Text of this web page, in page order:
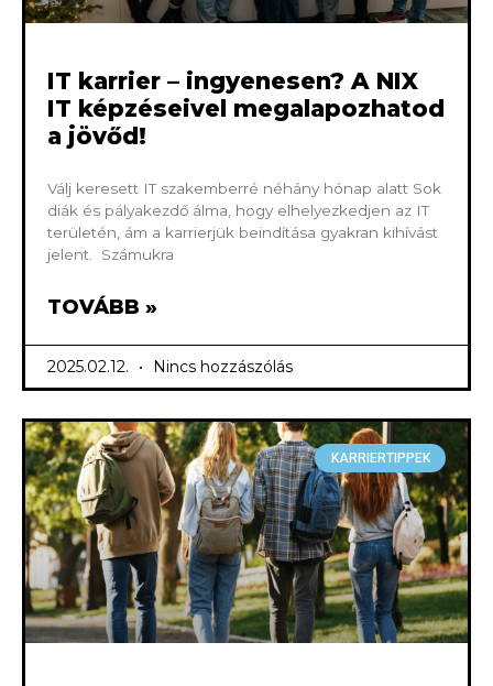
IT karrier – ingyenesen? A NIX
IT képzéseivel megalapozhatod
a jövőd!
Válj keresett IT szakemberré néhány hónap alatt Sok
diák és pályakezdő álma, hogy elhelyezkedjen az IT
területén, ám a karrierjük beindítása gyakran kihívást
jelent. Számukra
TOVÁBB »
2025.02.12. Nincs hozzászólás
KARRIERTIPPEK